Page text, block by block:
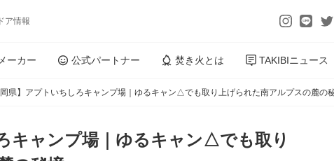
ア情報
メーカー 公式パートナー 焚き火とは TAKIBIニュース
岡県】アプトいちしろキャンプ場｜ゆるキャン△でも取り上げられた南アルプスの麓の
キャンプ場｜ゆるキャン△でも取り